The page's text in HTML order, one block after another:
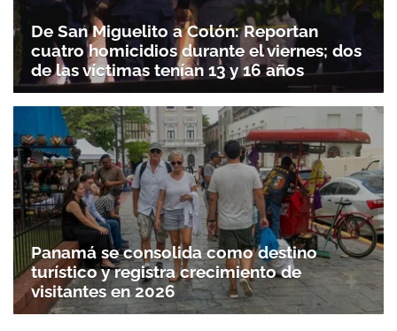
De San Miguelito a Colón: Reportan
cuatro homicidios durante el viernes; dos
de las víctimas tenían 13 y 16 años
Panamá se consolida como destino
turístico y registra crecimiento de
visitantes en 2026